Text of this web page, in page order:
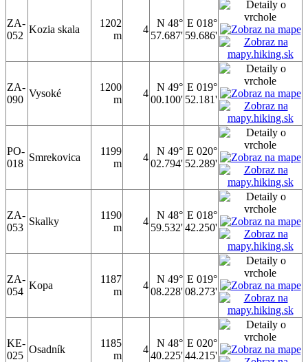
ZA-
052
Kozia skala
1202
m
4
N 48°
57.687'
E 018°
59.686'
ZA-
090
Vysoké
1200
m
4
N 49°
00.100'
E 019°
52.181'
PO-
018
Smrekovica
1199
m
4
N 49°
02.794'
E 020°
52.289'
ZA-
053
Skalky
1190
m
4
N 48°
59.532'
E 018°
42.250'
ZA-
054
Kopa
1187
m
4
N 49°
08.228'
E 019°
08.273'
KE-
025
Osadník
1185
m
4
N 48°
40.225'
E 020°
44.215'